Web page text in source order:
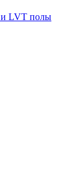
и LVT полы